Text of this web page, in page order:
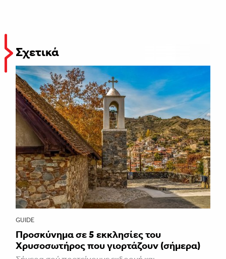
Σχετικά
GUIDE
Προσκύνημα σε 5 εκκλησίες του
Χρυσοσωτήρος που γιορτάζουν (σήμερα)